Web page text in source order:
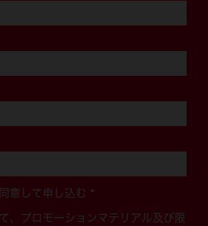
意して申し込む *
、プロモーションマテリアル及び限